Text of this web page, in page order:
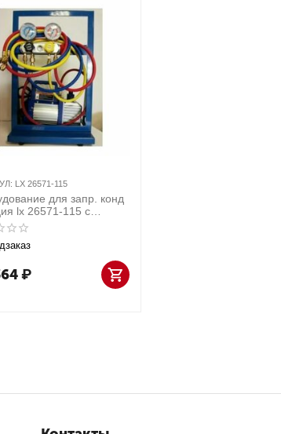
LX 26571-115
для запр. конд
lx 26571-115 с
₽